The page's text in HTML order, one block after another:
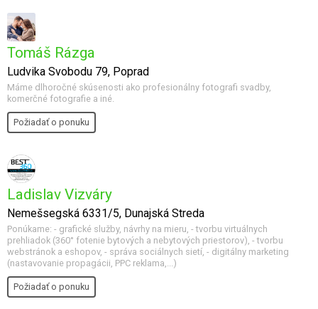
Tomáš Rázga
Ludvika Svobodu 79, Poprad
Máme dlhoročné skúsenosti ako profesionálny fotografi svadby,
komerčné fotografie a iné.
Požiadať o ponuku
Ladislav Vizváry
Nemešsegská 6331/5, Dunajská Streda
Ponúkame: - grafické služby, návrhy na mieru, - tvorbu virtuálnych
prehliadok (360° fotenie bytových a nebytových priestorov), - tvorbu
webstránok a eshopov, - správa sociálnych sietí, - digitálny marketing
(nastavovanie propagácii, PPC reklama,...)
Požiadať o ponuku